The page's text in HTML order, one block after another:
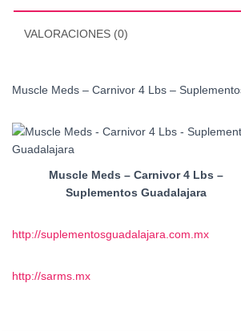
VALORACIONES (0)
Muscle Meds – Carnivor 4 Lbs –
Muscle Meds – Carnivor 4 Lbs –
Suplementos Guadalajara
http://suplementosguadalajara.com.mx
http://sarms.mx